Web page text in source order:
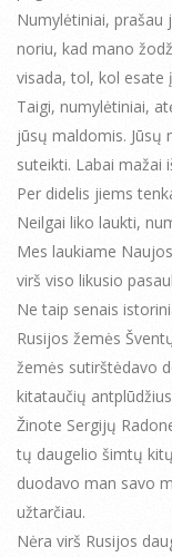
Numylėtiniai, prašau
noriu, kad mano
visada, tol, kol esate
Taigi, numylėtiniai,
jūsų maldomis. Jūsų
suteikti. Labai mažai
Per didelis jiems
Neilgai liko laukti,
Mes laukiame
virš viso likusio
Ne taip senais
Rusijos žemės
žemės sutirštėdavo
kitataučių
Žinote Sergijų
tų daugelio šimtų
duodavo man savo
užtarčiau.
Nėra virš Rusijos